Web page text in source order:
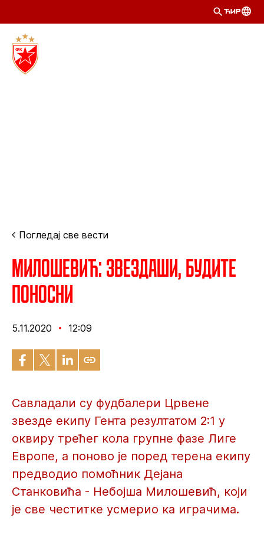
ЋИР
Погледај све вести
Милошевић: Звездаши, будите
поносни
5.11.2020 12:09
Савладали су фудбалери Црвене
звезде екипу Гента резултатом 2:1 у
оквиру трећег кола групне фазе Лиге
Европе, а поново је поред терена екипу
предводио помоћник Дејана
Станковића - Небојша Милошевић, који
је све честитке усмерио ка играчима.